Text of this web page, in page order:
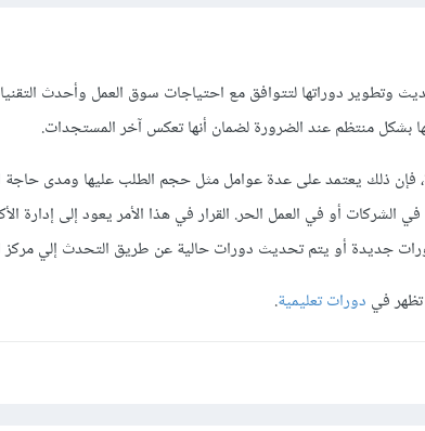
وتطوير دوراتها لتتوافق مع احتياجات سوق العمل وأحدث
بشكل منتظم عند الضرورة لضمان أنها تعكس آخر المستجدات.
فإن ذلك يعتمد على عدة عوامل مثل حجم الطلب عليها ومدى حاجة
أو في العمل الحر. القرار في هذا الأمر يعود إلى إدارة
جديدة أو يتم تحديث دورات حالية عن طريق التحدث إلي مركز
في دورات تعليمية.